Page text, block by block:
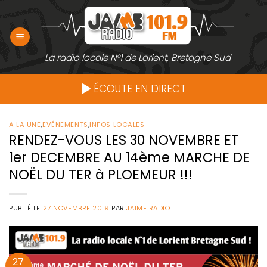
contenu
La radio locale N°1 de Lorient, Bretagne Sud
ÉCOUTE EN DIRECT
A LA UNE,EVÉNEMENTS,INFOS LOCALES
RENDEZ-VOUS LES 30 NOVEMBRE ET
1er DECEMBRE AU 14ème MARCHE DE
NOËL DU TER à PLOEMEUR !!!
PUBLIÉ LE 27 NOVEMBRE 2019 PARJAIME RADIO
27